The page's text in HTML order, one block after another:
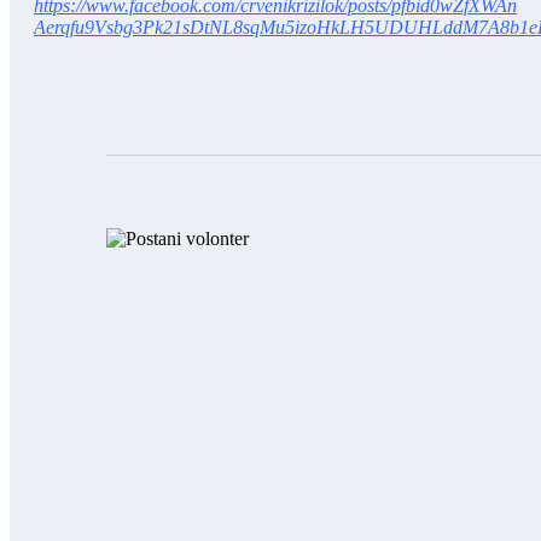
https://www.facebook.com/crvenikrizilok/posts/pfbid0wZfXWAn